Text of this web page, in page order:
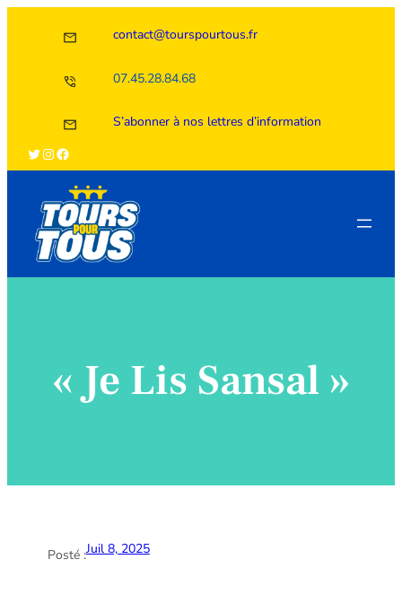
contact@tourspourtous.fr
07.45.28.84.68
S’abonner à nos lettres d’information
Twitter
Instagram
Facebook
« Je Lis Sansal »
Posté :Juil 8, 2025